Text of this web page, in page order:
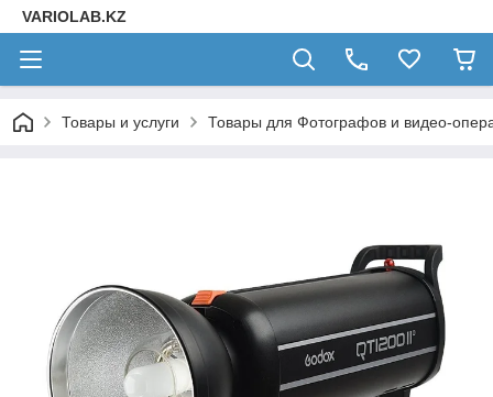
VARIOLAB.KZ
Товары и услуги Товары для Фотографов и видео-